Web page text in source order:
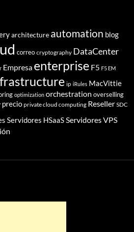
architecture automation blog
correo cryptography DataCenter
Empresa enterprise F5 F5 EM
ip iRules MacVittie
optimization orchestration overselling
precio private cloud computing Reseller SDC
Servidores HSaaSServidores VPS